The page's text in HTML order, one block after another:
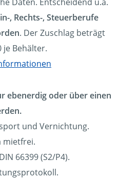
, Rechts-, Steuerberufe
. Der Zuschlag beträgt
je Behälter.
ebenerdig oder über einen
und Vernichtung.
mietfrei.
66399 (S2/P4).